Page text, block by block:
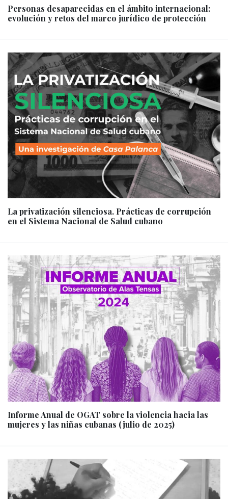
Personas desaparecidas en el ámbito internacional:
evolución y retos del marco jurídico de protección
La privatización silenciosa. Prácticas de corrupción
en el Sistema Nacional de Salud cubano
Informe Anual de OGAT sobre la violencia hacia las
mujeres y las niñas cubanas (julio de 2025)